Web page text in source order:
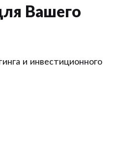
Вашего
и инвестиционного